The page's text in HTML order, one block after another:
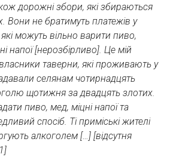
дорожні збори, які збираються
Вони не братимуть платежів у
можуть вільно варити пиво,
напої [нерозбірливо]. Це мій
таверни, які проживають у
селянам чотирнадцять
щотижня за двадцять злотих.
пиво, мед, міцні напої та
спосіб. Ті приміські жителі
алкоголем […] [відсутня